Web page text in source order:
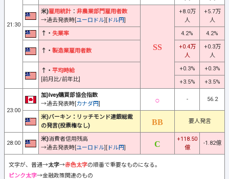
21:30
米)雇用統計 ： 非農業部門雇用者数
→過去発表時[ユーロドル][ ドル円]
+8.0万
人
+5.7万
人
↑・ 失業率 4.2% 4.2%
↑・ 製造業雇用者数
+0.4万
人
+0.3万
人
↑・ 平均時給
[前月比/前年比]
+0.3%
+0.3%
+3.5%
+3.5%
23:00
加)Ivey購買部協会指数
→過去発表時[カナダ円]
- 56.2
米)バーキン：リッチモンド連銀総裁
の発言(投票権なし)
要人発言
28:00
米)消費者信用残高
→過去発表時[ユーロドル][ ドル円]
+118.50
億
-1.82億
文字が、普通→太字→赤色太字の順番で重要なものになる。
ピンク太字→金融政策関連のもの